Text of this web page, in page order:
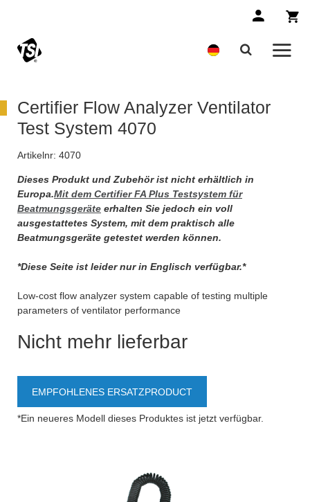
Certifier Flow Analyzer Ventilator
Test System 4070
Artikelnr: 4070
Dieses Produkt und Zubehör ist nicht erhältlich in
Europa.Mit dem Certifier FA Plus Testsystem für
Beatmungsgeräte erhalten Sie jedoch ein voll
ausgestattetes System, mit dem praktisch alle
Beatmungsgeräte getestet werden können.
*Diese Seite ist leider nur in Englisch verfügbar.*
Low-cost flow analyzer system capable of testing multiple
parameters of ventilator performance
Nicht mehr lieferbar
EMPFOHLENES ERSATZPRODUCT
*Ein neueres Modell dieses Produktes ist jetzt verfügbar.